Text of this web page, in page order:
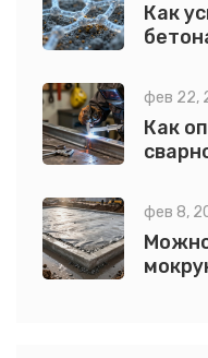
Как
фев 22,
Как
фев 8,